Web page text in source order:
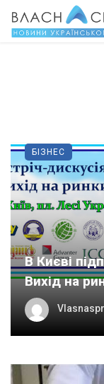
В Києві
Вихід на
БІЗНЕС